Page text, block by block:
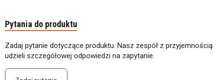
Pytania do produktu
Zadaj pytanie dotyczące produktu. Nasz zespół z przyjemnością
udzieli szczegółowej odpowiedzi na zapytanie.